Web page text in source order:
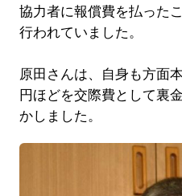
協力者に報償費を払った
行われていました。
原田さんは、自身も方面
円ほどを交際費として裏
かしました。